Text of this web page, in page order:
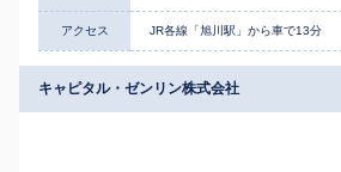
アクセス JR各線「旭川駅」から車で13分
キャピタル・ゼンリン株式会社